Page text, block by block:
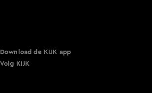
Download de KIJK app
Volg KIJK